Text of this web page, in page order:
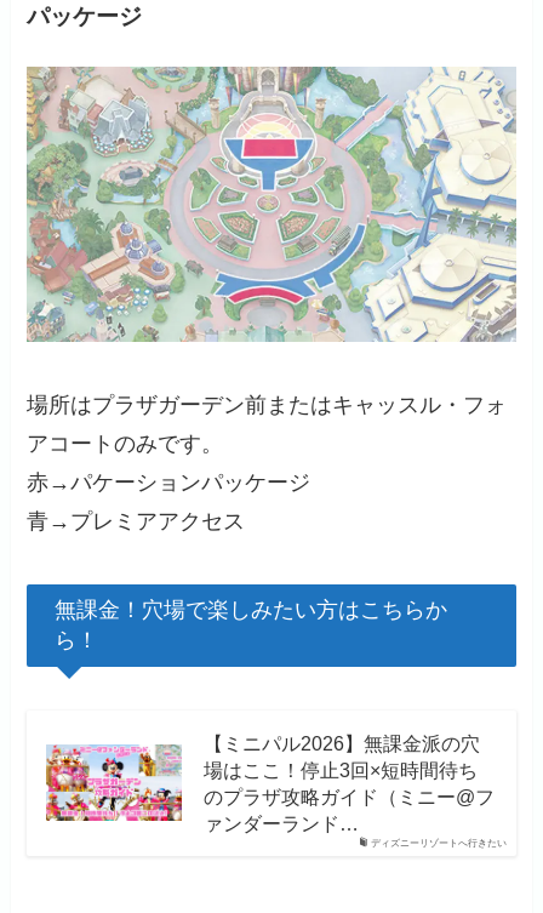
パッケージ
場所はプラザガーデン前またはキャッスル・フォ
アコートのみです。
赤→パケーションパッケージ
青→プレミアアクセス
無課金！穴場で楽しみたい方はこちらか
ら！
ディズニーリゾートへ行きたい
【ミニパル2026】無課金派の穴
場はここ！停止3回×短時間待ち
のプラザ攻略ガイド（ミニー@フ
ァンダーランド…